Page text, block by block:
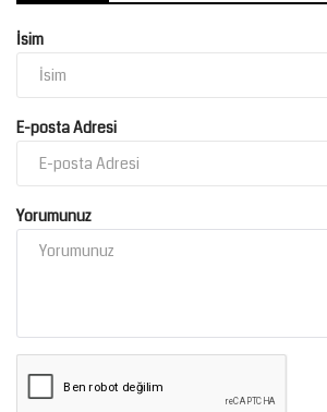
İsim
E-posta Adresi
Yorumunuz